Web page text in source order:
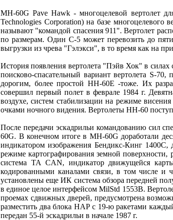
MH-60G Pave Hawk - многоцелевой вертолет
Technologies Corporation) на базе
называют "командой спасения 911". Вертолет
по размерам. Один С-5 может перевозить до
выгрузки из чрева "Гэлэкси", в то время как на
История появления вертолета "Пэйв Хок" в
поисково-спасательный вариант вертолета S-
дорогим, более простой НН-60Е -тоже. Их
совершил первый полет в феврале 1984 г.
воздухе, систем стабилизации на режиме
очками ночного видения. Вертолеты НН-60
После передачи эскадрильи командованию сил
60G. В конечном итоге в MH-60G доработали
индикатором изображения Бендикс-Кинг
режиме картографирования земной
система ТА CAN, индикатор движущейся
кодированными каналами связи, в том числе и
установлены еще ИК система обзора передней
в единое целое интерфейсом MilStd 1553B.
проемах сдвижных дверей, предусмотрена
разместить два блока НАР с 19-ю ракетами
передан 55-й эскадрильи в начале 1987 г.